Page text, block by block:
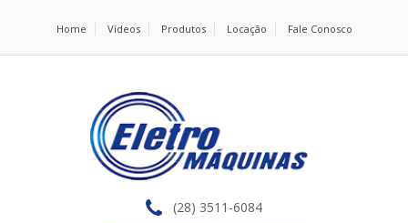
Home Vídeos Produtos Locação Fale Conosco
(28) 3511-6084